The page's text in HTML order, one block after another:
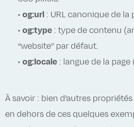
• og:url : URL canonique de la
• og:type : type de contenu
“website” par défaut.
• og:locale : langue de la page
À savoir : bien d’autres
en dehors de ces quelques